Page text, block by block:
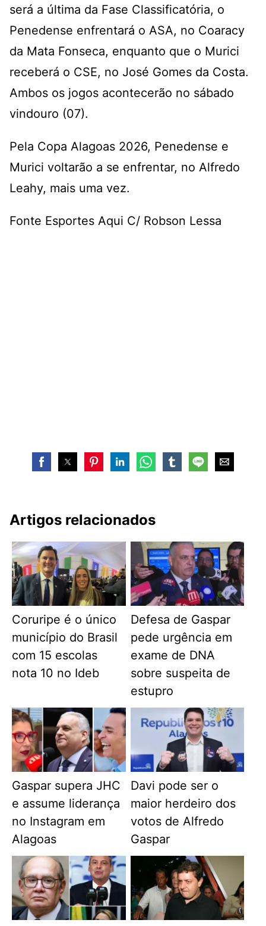
será a última da Fase Classificatória, o
Penedense enfrentará o ASA, no Coaracy
da Mata Fonseca, enquanto que o Murici
receberá o CSE, no José Gomes da Costa.
Ambos os jogos acontecerão no sábado
vindouro (07).
Pela Copa Alagoas 2026, Penedense e
Murici voltarão a se enfrentar, no Alfredo
Leahy, mais uma vez.
Fonte Esportes Aqui C/ Robson Lessa
Artigos relacionados
Coruripe é o único
município do Brasil
com 15 escolas
nota 10 no Ideb
Defesa de Gaspar
pede urgência em
exame de DNA
sobre suspeita de
estupro
Gaspar supera JHC
e assume liderança
no Instagram em
Alagoas
Davi pode ser o
maior herdeiro dos
votos de Alfredo
Gaspar